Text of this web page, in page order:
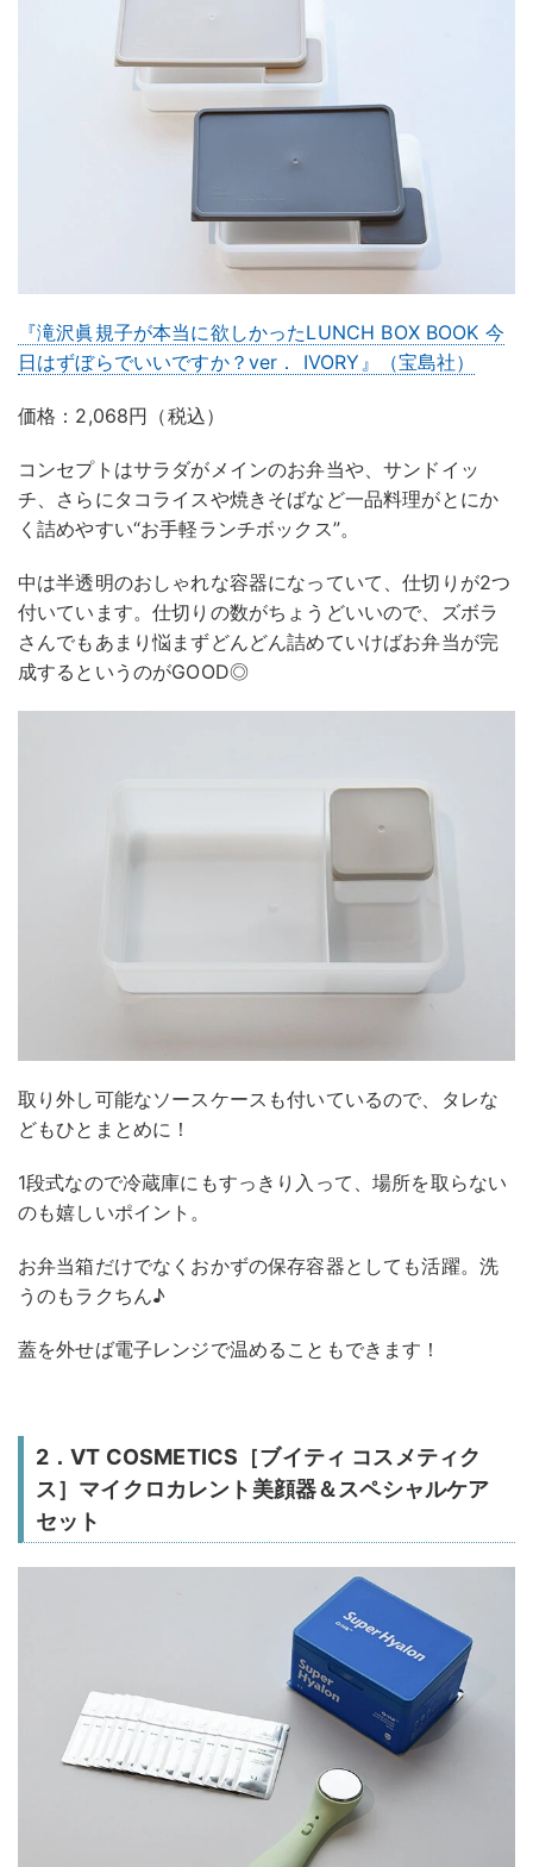
『滝沢眞規子が本当に欲しかったLUNCH BOX BOOK 今
日はずぼらでいいですか？ver． IVORY』（宝島社）
価格：2,068円（税込）
コンセプトはサラダがメインのお弁当や、サンドイッ
チ、さらにタコライスや焼きそばなど一品料理がとにか
く詰めやすい“お手軽ランチボックス”。
中は半透明のおしゃれな容器になっていて、仕切りが2つ
付いています。仕切りの数がちょうどいいので、ズボラ
さんでもあまり悩まずどんどん詰めていけばお弁当が完
成するというのがGOOD◎
取り外し可能なソースケースも付いているので、タレな
どもひとまとめに！
1段式なので冷蔵庫にもすっきり入って、場所を取らない
のも嬉しいポイント。
お弁当箱だけでなくおかずの保存容器としても活躍。洗
うのもラクちん♪
蓋を外せば電子レンジで温めることもできます！
2．VT COSMETICS［ブイティ コスメティク
ス］マイクロカレント美顔器＆スペシャルケア
セット